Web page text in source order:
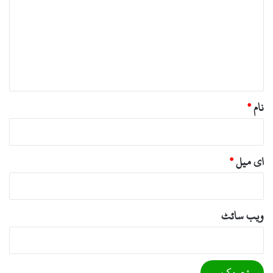
نام*
ای میل*
ویب‌ سائٹ